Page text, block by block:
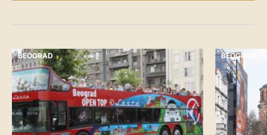
BEOGRAD BEOGRAD